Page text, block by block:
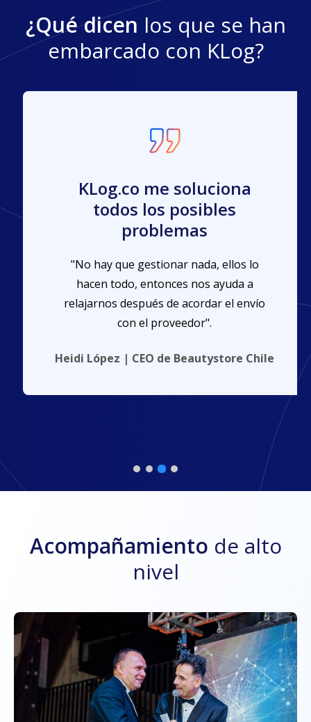
¿Qué dicen los que se han
embarcado con KLog?
KLog.co me soluciona
todos los posibles
problemas
"No hay que gestionar nada, ellos lo
hacen todo, entonces nos ayuda a
relajarnos después de acordar el envío
con el proveedor".
Heidi López | CEO de Beautystore Chile
Acompañamiento de alto
nivel